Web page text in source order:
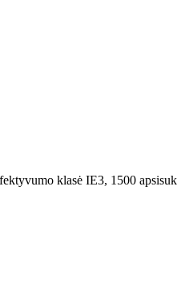
klasė IE3, 1500